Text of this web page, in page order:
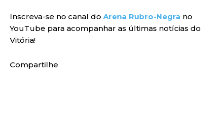
Inscreva-se no canal do Arena Rubro-Negra no
YouTube para acompanhar as últimas notícias do
Vitória!
Compartilhe